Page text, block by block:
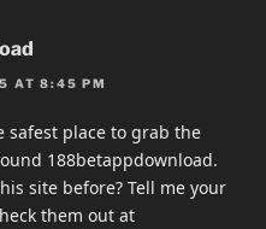
AT 8:45 PM
safest place to grab the
188betappdownload.
site before? Tell me your
them out at